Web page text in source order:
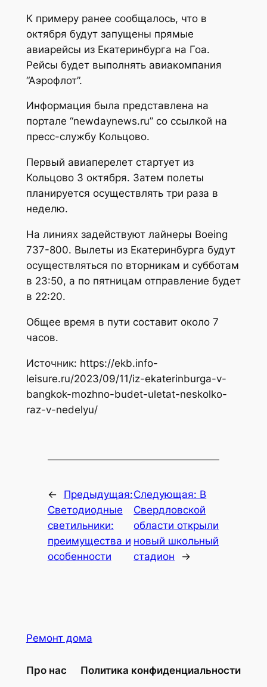
К примеру ранее сообщалось, что в
октября будут запущены прямые
авиарейсы из Екатеринбурга на Гоа.
Рейсы будет выполнять авиакомпания
“Аэрофлот”.
Информация была представлена на
портале “newdaynews.ru” со ссылкой на
пресс-службу Кольцово.
Первый авиаперелет стартует из
Кольцово 3 октября. Затем полеты
планируется осуществлять три раза в
неделю.
На линиях задействуют лайнеры Boeing
737-800. Вылеты из Екатеринбурга будут
осуществляться по вторникам и субботам
в 23:50, а по пятницам отправление будет
в 22:20.
Общее время в пути составит около 7
часов.
Источник: https://ekb.info-
leisure.ru/2023/09/11/iz-ekaterinburga-v-
bangkok-mozhno-budet-uletat-neskolko-
raz-v-nedelyu/
←
Предыдущая:
Светодиодные
светильники:
преимущества и
особенности
Следующая: В
Свердловской
области открыли
новый школьный
стадион
→
Ремонт дома
Про нас Политика конфиденциальности